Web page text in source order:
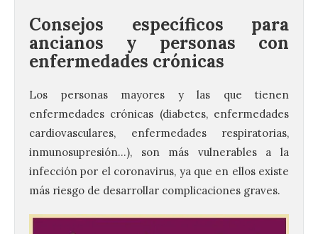
Consejos específicos para
ancianos y personas con
enfermedades crónicas
Los personas mayores y las que tienen
enfermedades crónicas (diabetes, enfermedades
cardiovasculares, enfermedades respiratorias,
inmunosupresión…), son más vulnerables a la
infección por el coronavirus, ya que en ellos existe
más riesgo de desarrollar complicaciones graves.